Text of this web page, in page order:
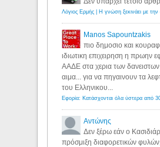
Manos Sapountzakis
πιο δημοσιο και
ιδιωτικη επιχειρηση η πρωην
ΑΑΔΕ στα χερια των δανειστων
αιμα... για να πηγαινουν τα
του Ελληνικου...
Αντώνης
Δεν ξέρω εάν ο
πρόσμιξη διαφορετικών